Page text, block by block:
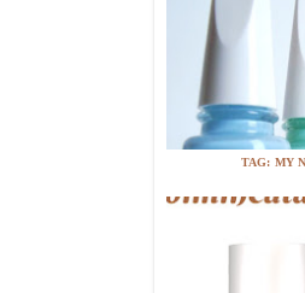
TAG: MY